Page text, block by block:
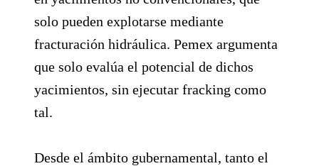
solo pueden explotarse mediante
fracturación hidráulica. Pemex argumenta
que solo evalúa el potencial de dichos
yacimientos, sin ejecutar fracking como
tal.
Desde el ámbito gubernamental, tanto el